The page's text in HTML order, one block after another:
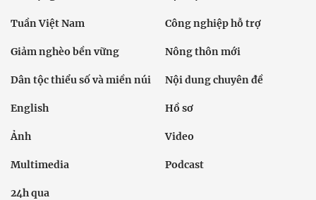
Tuần Việt Nam Công nghiệp hỗ trợ
Giảm nghèo bền vững Nông thôn mới
Dân tộc thiểu số và miền núi Nội dung chuyên đề
English Hồ sơ
Ảnh Video
Multimedia Podcast
24h qua